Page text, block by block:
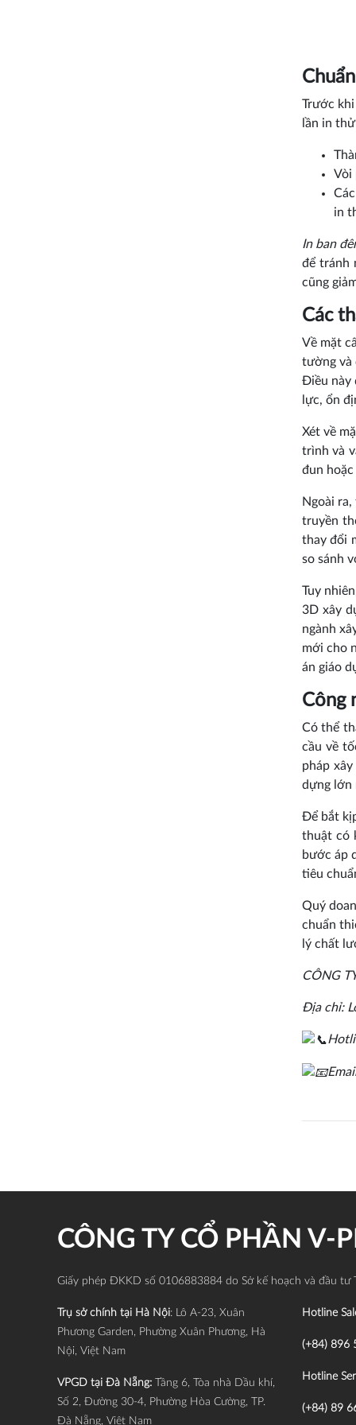
Trước
lần in
Vòi
in
In ban
để tránh
cũng
Các
Về mặt
tường và
Điều này
lực, ổn
Xét về
trình và
đun
Ngoài
truyền
thay đổi
so sánh
Tuy
3D xây
ngành
mới cho
án giáo
Công
Có thể
cầu về
pháp
dựng lớn
Để bắt
thuật có
bước áp
tiêu
Quý
chuẩn
lý chất
CÔNG
Địa chỉ:
CÔNG TY CỔ PHẦN V-
Giấy phép ĐKKD số 0106883884 do Sở kế hoạch và đầu
Trụ sở chính tại Hà Nội: Lô A-23, Xuân
Phương Garden, Phường Xuân Phương, Hà
Nội, Việt Nam
VPGD tại Đà Nẵng: Tầng 6, Tòa nhà Dầu khí,
Số 2, Đường 30-4, Phường Hòa Cường, TP.
Đà Nẵng, Việt Nam
Hotline
(+84) 896
Hotline
(+84) 89